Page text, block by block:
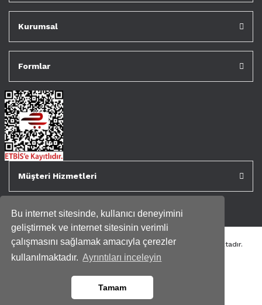
Bu internet sitesinde, kullanıcı deneyimini
geliştirmek ve internet sitesinin verimli
çalışmasını sağlamak amacıyla çerezler
kullanılmaktadır. Ayrıntıları inceleyin
Tamam
Kurumsal
Formlar
Müşteri Hizmetleri
Tüm kredi kartı bilgileriniz 256bit SSL Sertifikası ile korunmaktadır.
Genispencere.com Tüm Hakları Saklıdır.